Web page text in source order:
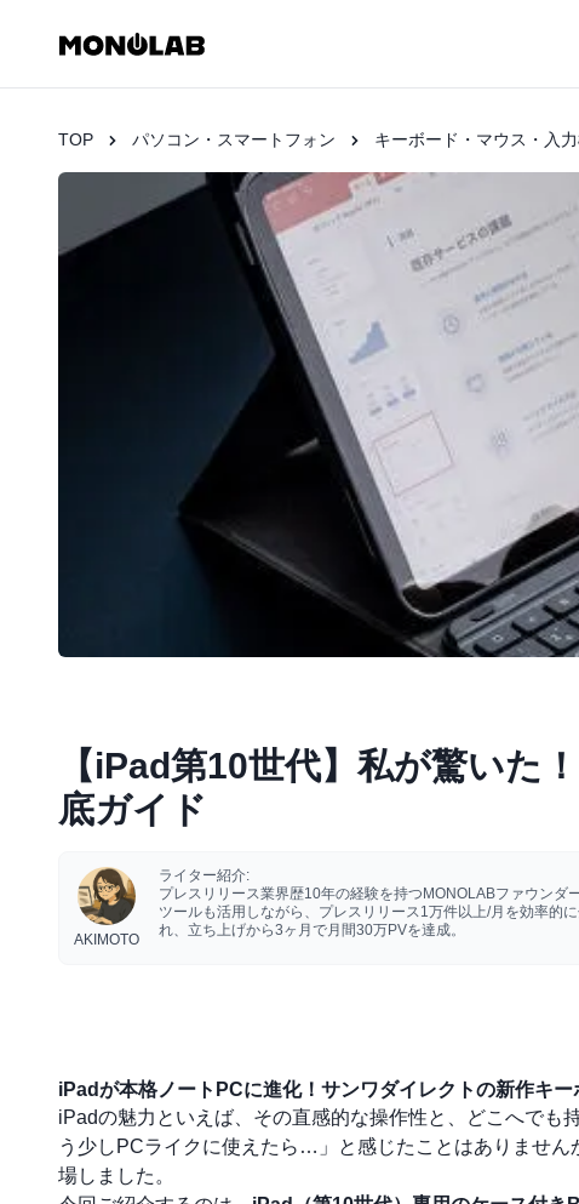
TOP パソコン・スマートフォン キーボード・マウス・入
【iPad第10世代】私が驚いた
底ガイド
AKIMOTO
ライター紹介:
プレスリリース業界歴10年の経験を持つMONOLABファウン
ツールも活用しながら、プレスリリース1万件以上/月を効率的
れ、立ち上げから3ヶ月で月間30万PVを達成。
iPadが本格ノートPCに進化！サンワダイレクトの新作キ
iPadの魅力といえば、その直感的な操作性と、どこへでも
う少しPCライクに使えたら…」と感じたことはありませ
場しました。